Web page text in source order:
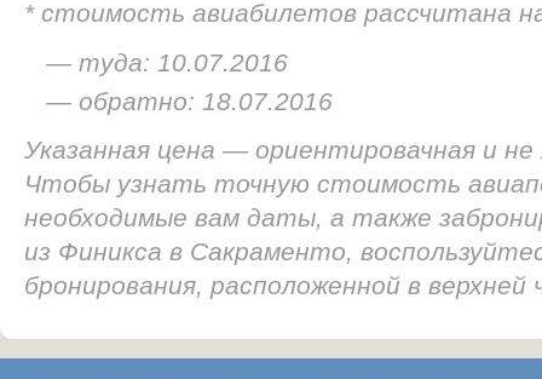
* стоимость авиабилетов рассчитана
— туда: 10.07.2016
— обратно: 18.07.2016
Указанная цена — ориентировачная и
Чтобы узнать точную стоимость
необходимые вам даты, а также
из Финикса в Сакраменто,
бронирования, расположенной в